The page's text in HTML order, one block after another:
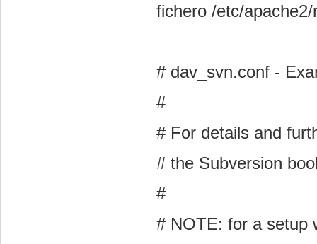
fichero /etc/
# dav_svn.conf -
#
# For details and
# the Subversion
#
# NOTE: for a setup